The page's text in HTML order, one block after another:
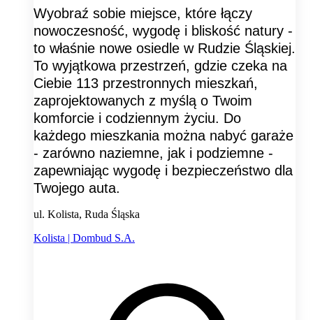
Wyobraź sobie miejsce, które łączy
nowoczesność, wygodę i bliskość natury -
to właśnie nowe osiedle w Rudzie Śląskiej.
To wyjątkowa przestrzeń, gdzie czeka na
Ciebie 113 przestronnych mieszkań,
zaprojektowanych z myślą o Twoim
komforcie i codziennym życiu. Do
każdego mieszkania można nabyć garaże
- zarówno naziemne, jak i podziemne -
zapewniając wygodę i bezpieczeństwo dla
Twojego auta.
ul. Kolista, Ruda Śląska
Kolista | Dombud S.A.